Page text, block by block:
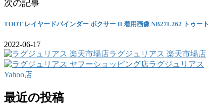
次の記事
TOOT レイヤードバインダー ボクサー II 着用画像 NB27L262 トゥート
2022-06-17
ラグジュリアス 楽天市場店
ラグジュリアス
Yahoo店
最近の投稿